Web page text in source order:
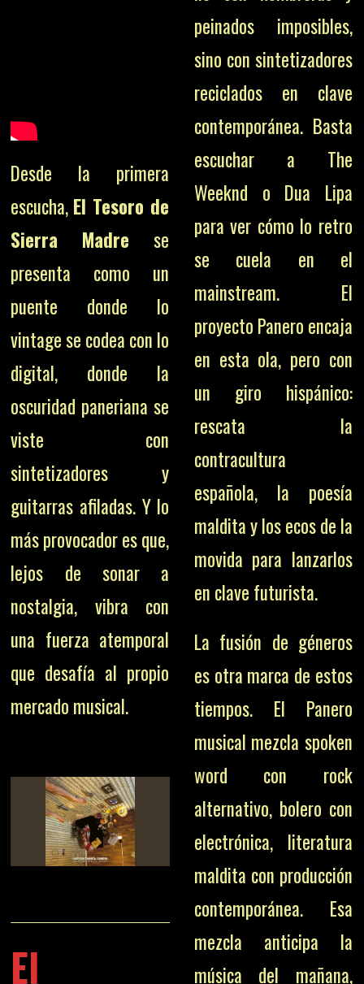
Desde la primera
escucha, El Tesoro de
Sierra Madre se
presenta como un
puente donde lo
vintage se codea con lo
digital, donde la
oscuridad paneriana se
viste con
sintetizadores y
guitarras afiladas. Y lo
más provocador es que,
lejos de sonar a
nostalgia, vibra con
una fuerza atemporal
que desafía al propio
mercado musical.
El
peinados imposibles,
sino con sintetizadores
reciclados en clave
contemporánea. Basta
escuchar a The
Weeknd o Dua Lipa
para ver cómo lo retro
se cuela en el
mainstream. El
proyecto Panero encaja
en esta ola, pero con
un giro hispánico:
rescata la
contracultura
española, la poesía
maldita y los ecos de la
movida para lanzarlos
en clave futurista.
La fusión de géneros
es otra marca de estos
tiempos. El Panero
musical mezcla spoken
word con rock
alternativo, bolero con
electrónica, literatura
maldita con producción
contemporánea. Esa
mezcla anticipa la
música del mañana,